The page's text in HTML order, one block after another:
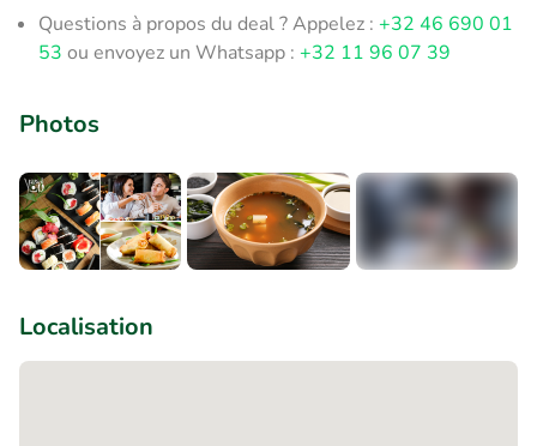
Questions à propos du deal ? Appelez : +32 46 690 01
53 ou envoyez un Whatsapp : +32 11 96 07 39
Photos
Localisation